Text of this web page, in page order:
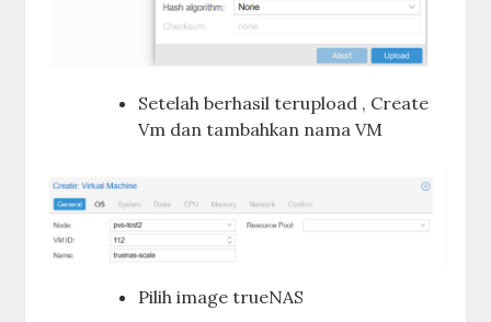
Setelah berhasil terupload , Create
Vm dan tambahkan nama VM
Pilih image trueNAS